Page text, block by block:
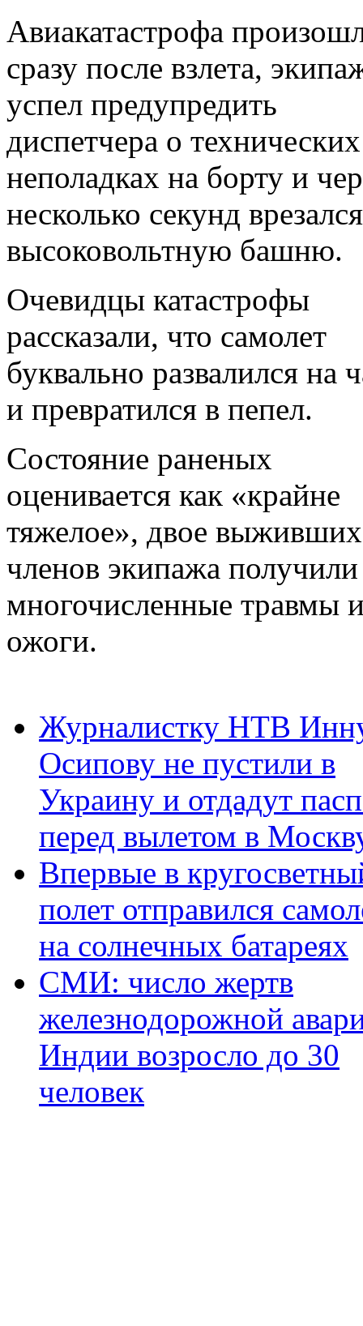
Авиакатастрофа
сразу после взлета,
успел предупредить
диспетчера о технических
неполадках на борту и
несколько секунд
высоковольтную башню.
Очевидцы катастрофы
рассказали, что самолет
буквально развалился на
и превратился в пепел.
Состояние раненых
оценивается как «крайне
тяжелое», двое выживших
членов экипажа получили
многочисленные травмы
ожоги.
Журналистку НТВ
Осипову не пустили в
Украину и отдадут
перед вылетом в
Впервые в
полет отправился
на солнечных батареях
СМИ: число жертв
железнодорожной
Индии возросло до 30
человек